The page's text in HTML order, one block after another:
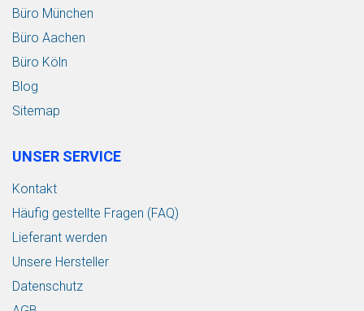
Büro München
Büro Aachen
Büro Köln
Blog
Sitemap
UNSER SERVICE
Kontakt
Häufig gestellte Fragen (FAQ)
Lieferant werden
Unsere Hersteller
Datenschutz